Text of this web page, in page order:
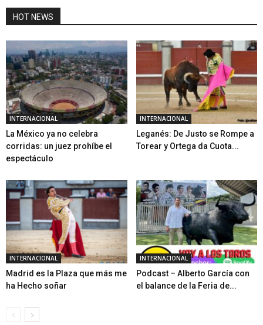
HOT NEWS
INTERNACIONAL
La México ya no celebra
corridas: un juez prohíbe el
espectáculo
INTERNACIONAL
Leganés: De Justo se Rompe a
Torear y Ortega da Cuota...
INTERNACIONAL
Madrid es la Plaza que más me
ha Hecho soñar
INTERNACIONAL
Podcast – Alberto García con
el balance de la Feria de...